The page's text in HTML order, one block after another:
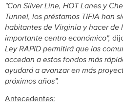
"Con Silver Line, HOT Lanes y
Tunnel, los préstamos TIFIA han
habitantes de Virginia y hacer de
importante centro económico",
Ley RAPID permitirá que las
accedan a estos fondos más
ayudará a avanzar en más
próximos años”.
Antecedentes: